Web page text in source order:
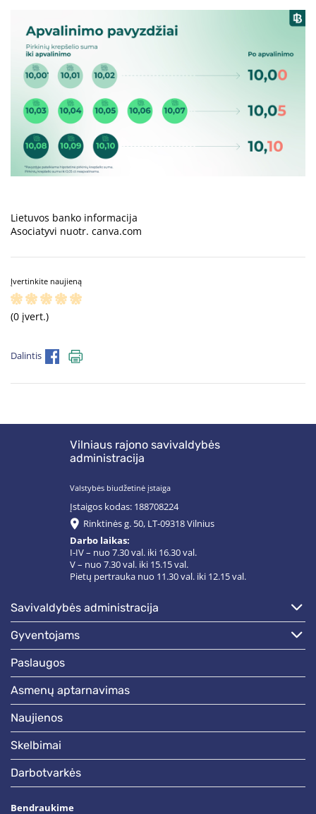
Lietuvos banko informacija
Asociatyvi nuotr. canva.com
Įvertinkite naujieną
(0 įvert.)
Dalintis
Vilniaus rajono savivaldybės
administracija
Valstybės biudžetinė įstaiga
Įstaigos kodas: 188708224
Rinktinės g. 50, LT-09318 Vilnius
Darbo laikas:
I-IV – nuo 7.30 val. iki 16.30 val.
V – nuo 7.30 val. iki 15.15 val.
Pietų pertrauka nuo 11.30 val. iki 12.15 val.
savivaldybės administracija
gyventojams
paslaugos
asmenų aptarnavimas
naujienos
skelbimai
darbotvarkės
Bendraukime